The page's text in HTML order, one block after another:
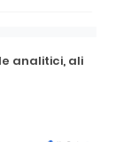
analitici, ali